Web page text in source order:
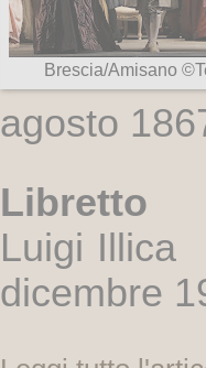
Brescia/Amisano
agosto
Libretto
Luigi Illica
dicembre